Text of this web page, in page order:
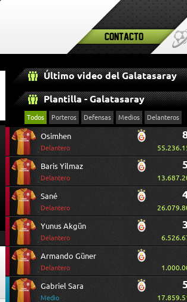
Contacto
Último video del Galatasaray
Plantilla - Galatasaray
Todos Porteros Defensas Medios Delanteros
Osimhen
Delantero
Baris Yilmaz
Delantero
Sané
Delantero
Yunus Akgün
Delantero
Armando Güner
Delantero
Gabriel Sara
Medio